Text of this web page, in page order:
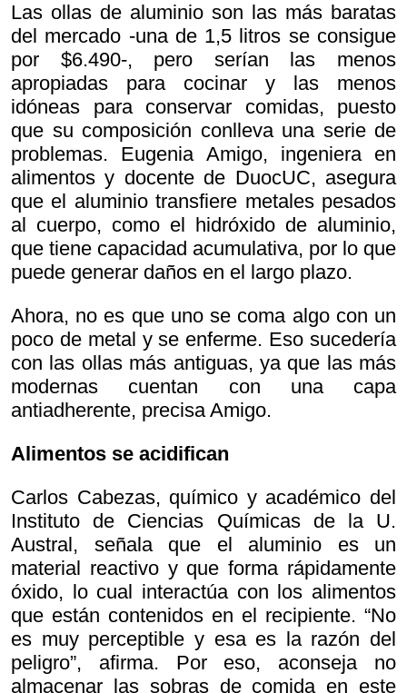
Las ollas de aluminio son las más baratas
del mercado -una de 1,5 litros se consigue
por $6.490-, pero serían las menos
apropiadas para cocinar y las menos
idóneas para conservar comidas, puesto
que su composición conlleva una serie de
problemas. Eugenia Amigo, ingeniera en
alimentos y docente de DuocUC, asegura
que el aluminio transfiere metales pesados
al cuerpo, como el hidróxido de aluminio,
que tiene capacidad acumulativa, por lo que
puede generar daños en el largo plazo.
Ahora, no es que uno se coma algo con un
poco de metal y se enferme. Eso sucedería
con las ollas más antiguas, ya que las más
modernas cuentan con una capa
antiadherente, precisa Amigo.
Alimentos se acidifican
Carlos Cabezas, químico y académico del
Instituto de Ciencias Químicas de la U.
Austral, señala que el aluminio es un
material reactivo y que forma rápidamente
óxido, lo cual interactúa con los alimentos
que están contenidos en el recipiente. “No
es muy perceptible y esa es la razón del
peligro”, afirma. Por eso, aconseja no
almacenar las sobras de comida en este